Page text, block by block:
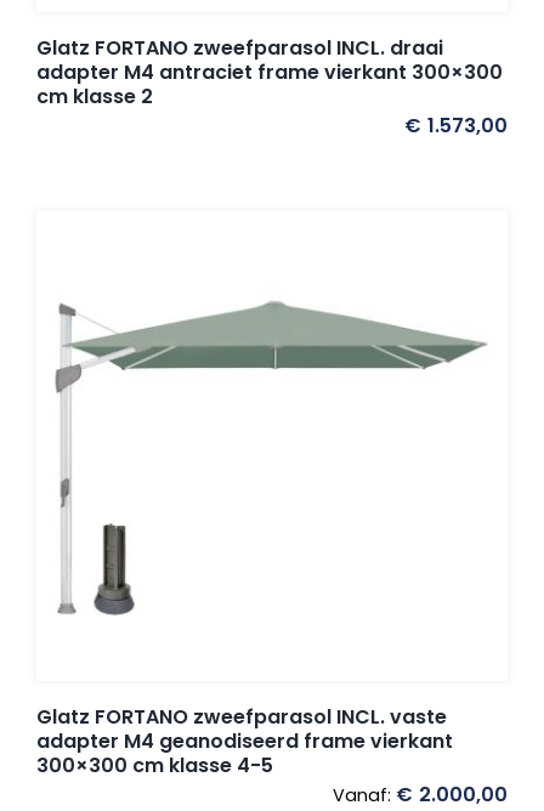
Glatz FORTANO zweefparasol INCL. draai
adapter M4 antraciet frame vierkant 300×300
cm klasse 2
€ 1.573,00
Glatz FORTANO zweefparasol INCL. vaste
adapter M4 geanodiseerd frame vierkant
300×300 cm klasse 4-5
Vanaf: € 2.000,00